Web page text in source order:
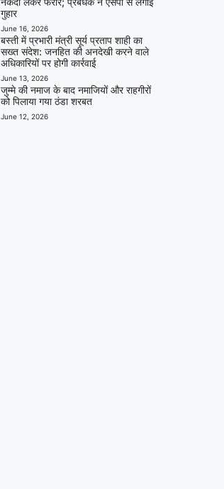
गुहार
June 16, 2026
बस्ती में प्रभारी मंत्री सूर्य प्रताप शाही का
सख्त संदेश: जनहित की अनदेखी करने वाले
अधिकारियों पर होगी कार्रवाई
June 13, 2026
जुम्मे की नमाज के बाद नमाजियों और राहगीरों
को पिलाया गया ठंडा शरबत
June 12, 2026